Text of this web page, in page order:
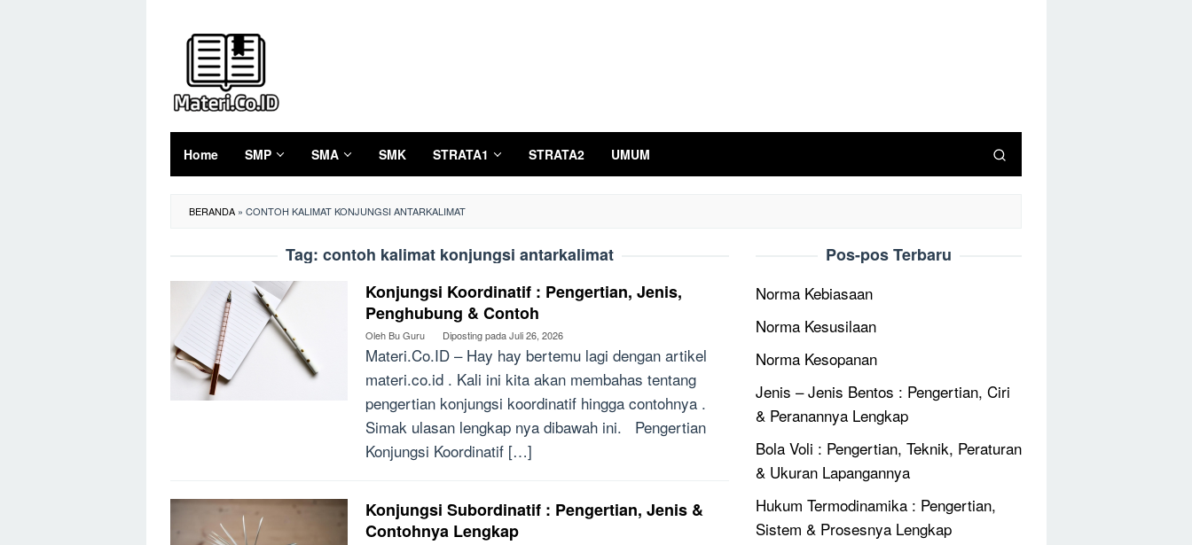
Home SMP SMA SMK STRATA1 STRATA2 UMUM
BERANDA » CONTOH KALIMAT KONJUNGSI ANTARKALIMAT
Tag: contoh kalimat konjungsi antarkalimat
Konjungsi Koordinatif : Pengertian, Jenis,
Penghubung & Contoh
Oleh Bu Guru Diposting padaJuli 26, 2026
Materi.Co.ID – Hay hay bertemu lagi dengan artikel
materi.co.id . Kali ini kita akan membahas tentang
pengertian konjungsi koordinatif hingga contohnya .
Simak ulasan lengkap nya dibawah ini. Pengertian
Konjungsi Koordinatif […]
Konjungsi Subordinatif : Pengertian, Jenis &
Contohnya Lengkap
Pos-pos Terbaru
Norma Kebiasaan
Norma Kesusilaan
Norma Kesopanan
Jenis – Jenis Bentos : Pengertian, Ciri
& Peranannya Lengkap
Bola Voli : Pengertian, Teknik, Peraturan
& Ukuran Lapangannya
Hukum Termodinamika : Pengertian,
Sistem & Prosesnya Lengkap